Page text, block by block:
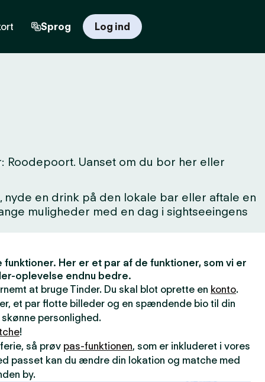
Sprog Log ind
Uanset om du bor her eller
en drink på den lokale bar eller aftale en
muligheder med en dag i sightseeingens
Her er et par af de funktioner, som vi er
oplevelse endnu bedre.
at bruge Tinder. Du skal blot oprette en konto.
et par flotte billeder og en spændende bio til din
personlighed.
!
så prøv pas-funktionen, som er inkluderet i vores
passet kan du ændre din lokation og matche med
by.